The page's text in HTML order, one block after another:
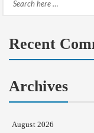
Search
Recent
Archives
August 2026